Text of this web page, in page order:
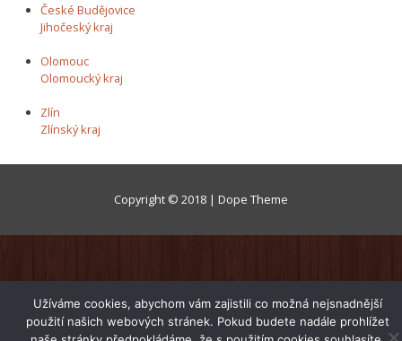
České Budějovice
Jihočeský kraj
Olomouc
Olomoucký kraj
Zlín
Zlínský kraj
Copyright © 2018 | Dope Theme
Užíváme cookies, abychom vám zajistili co možná nejsnadnější
použití našich webových stránek. Pokud budete nadále prohlížet